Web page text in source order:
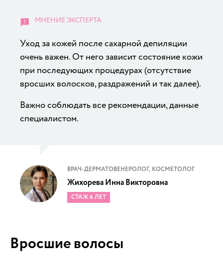
Уход за кожей после сахарной депиляции
очень важен. От него зависит состояние кожи
при последующих процедурах (отсутствие
вросших волосков, раздражений и так далее).
Важно соблюдать все рекомендации, данные
специалистом.
ВРАЧ-ДЕРМАТОВЕНЕРОЛОГ, КОСМЕТОЛОГ
Жихорева Инна Викторовна
СТАЖ 6 ЛЕТ
Вросшие волосы